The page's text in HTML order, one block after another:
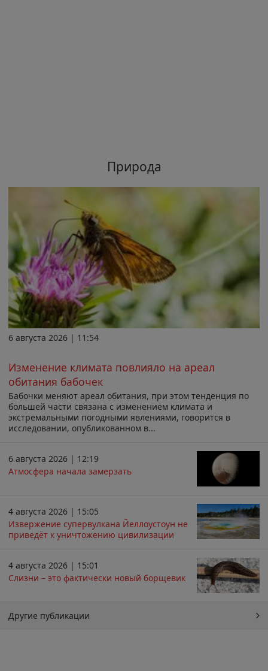
Природа
6 августа 2026 | 11:54
Изменение климата повлияло на ареал
обитания бабочек
Бабочки меняют ареал обитания, при этом тенденция по
большей части связана с изменением климата и
экстремальными погодными явлениями, говорится в
исследовании, опубликованном в...
6 августа 2026 | 12:19
Атмосфера начала замерзать
4 августа 2026 | 15:05
Извержение супервулкана Йеллоустоун не
приведёт к уничтожению цивилизации
4 августа 2026 | 15:01
Слизни – это фактически новый борщевик
Другие публикации